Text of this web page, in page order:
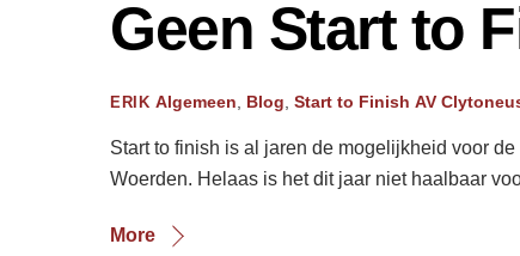
Geen Start to
ERIK Algemeen Blog Start to Finish AV
Start to finish is al jaren de mogelijkheid voor
Woerden. Helaas is het dit jaar niet haalbaar
More